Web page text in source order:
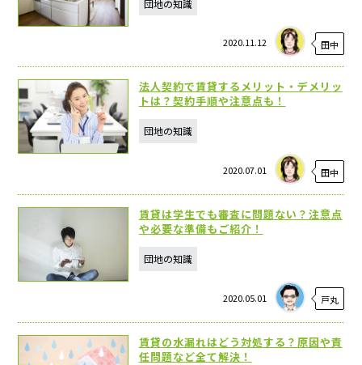
団地の知識
田中
2020.11.12
法人契約で賃貸するメリット・デメリッ
トは？契約手順や注意点も！
団地の知識
田中
2020.07.01
賃貸は学生でも審査に問題ない？注意点
や必要な準備もご紹介！
団地の知識
戸丸
2020.05.01
賃貸の水漏れはどう対処する？原因や責
任問題など全て解決！